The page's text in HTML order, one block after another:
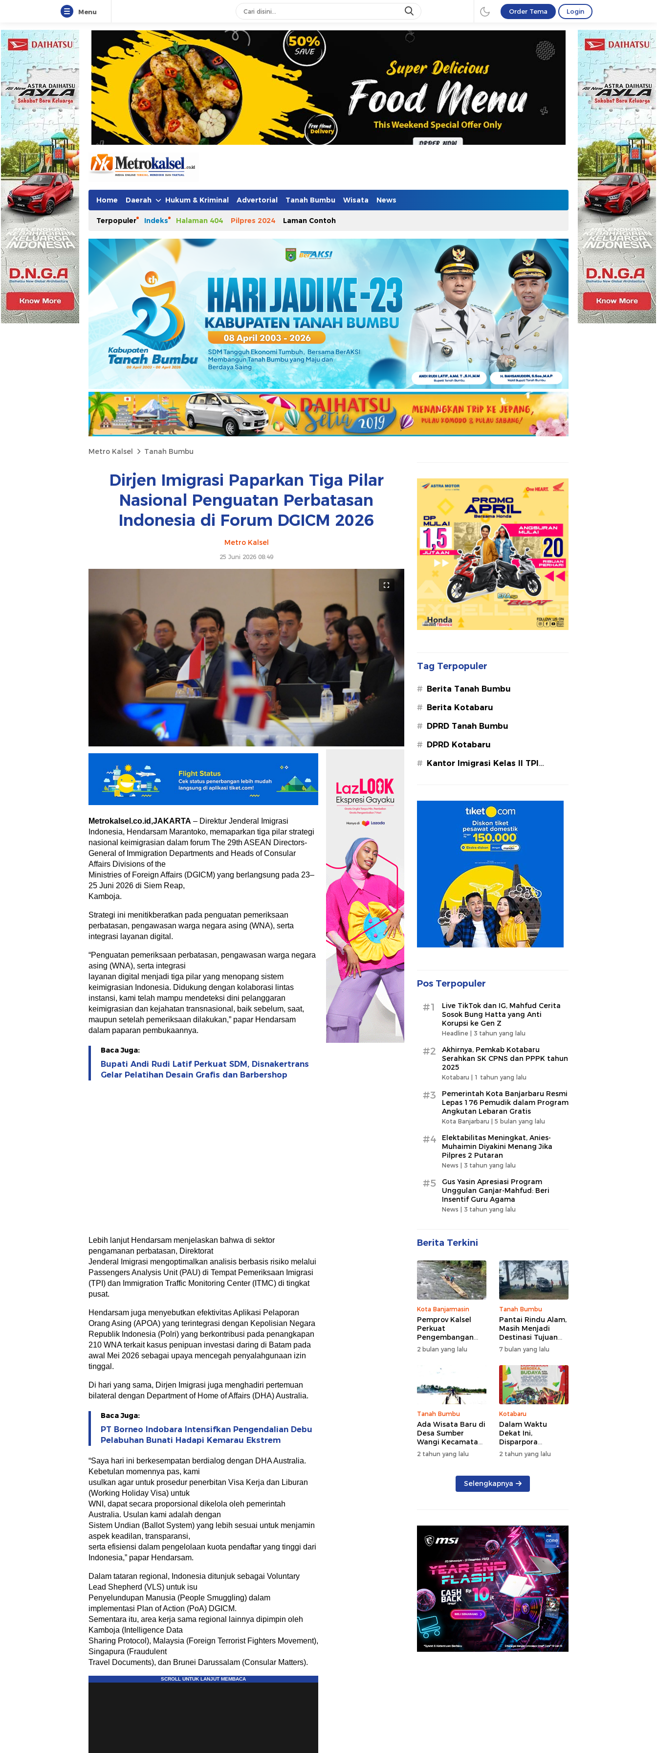
Menu Order Tema Login
Home Daerah Hukum & Kriminal Advertorial Tanah Bumbu Wisata News
Terpopuler Indeks Halaman 404 Pilpres 2024 Laman Contoh
Metro Kalsel Tanah Bumbu
Dirjen Imigrasi Paparkan Tiga Pilar
Nasional Penguatan Perbatasan
Indonesia di Forum DGICM 2026
Metro Kalsel
25 Juni 2026 08:49
Metrokalsel.co.id,JAKARTA – Direktur Jenderal Imigrasi
Indonesia, Hendarsam Marantoko, memaparkan tiga pilar strategi
nasional keimigrasian dalam forum The 29th ASEAN Directors-
General of Immigration Departments and Heads of Consular
Affairs Divisions of the
Ministries of Foreign Affairs (DGICM) yang berlangsung pada 23–
25 Juni 2026 di Siem Reap,
Kamboja.
Strategi ini menitikberatkan pada penguatan pemeriksaan
perbatasan, pengawasan warga negara asing (WNA), serta
integrasi layanan digital.
“Penguatan pemeriksaan perbatasan, pengawasan warga negara
asing (WNA), serta integrasi
layanan digital menjadi tiga pilar yang menopang sistem
keimigrasian Indonesia. Didukung dengan kolaborasi lintas
instansi, kami telah mampu mendeteksi dini pelanggaran
keimigrasian dan kejahatan transnasional, baik sebelum, saat,
maupun setelah pemeriksaan dilakukan,” papar Hendarsam
dalam paparan pembukaannya.
Baca Juga:
Bupati Andi Rudi Latif Perkuat SDM, Disnakertrans
Gelar Pelatihan Desain Grafis dan Barbershop
Lebih lanjut Hendarsam menjelaskan bahwa di sektor
pengamanan perbatasan, Direktorat
Jenderal Imigrasi mengoptimalkan analisis berbasis risiko melalui
Passengers Analysis Unit (PAU) di Tempat Pemeriksaan Imigrasi
(TPI) dan Immigration Traffic Monitoring Center (ITMC) di tingkat
pusat.
Hendarsam juga menyebutkan efektivitas Aplikasi Pelaporan
Orang Asing (APOA) yang terintegrasi dengan Kepolisian Negara
Republik Indonesia (Polri) yang berkontribusi pada penangkapan
210 WNA terkait kasus penipuan investasi daring di Batam pada
awal Mei 2026 sebagai upaya mencegah penyalahgunaan izin
tinggal.
Di hari yang sama, Dirjen Imigrasi juga menghadiri pertemuan
bilateral dengan Department of Home of Affairs (DHA) Australia.
Baca Juga:
PT Borneo Indobara Intensifkan Pengendalian Debu
Pelabuhan Bunati Hadapi Kemarau Ekstrem
“Saya hari ini berkesempatan berdialog dengan DHA Australia.
Kebetulan momennya pas, kami
usulkan agar untuk prosedur penerbitan Visa Kerja dan Liburan
(Working Holiday Visa) untuk
WNI, dapat secara proporsional dikelola oleh pemerintah
Australia. Usulan kami adalah dengan
Sistem Undian (Ballot System) yang lebih sesuai untuk menjamin
aspek keadilan, transparansi,
serta efisiensi dalam pengelolaan kuota pendaftar yang tinggi dari
Indonesia,” papar Hendarsam.
Dalam tataran regional, Indonesia ditunjuk sebagai Voluntary
Lead Shepherd (VLS) untuk isu
Penyelundupan Manusia (People Smuggling) dalam
implementasi Plan of Action (PoA) DGICM.
Sementara itu, area kerja sama regional lainnya dipimpin oleh
Kamboja (Intelligence Data
Sharing Protocol), Malaysia (Foreign Terrorist Fighters Movement),
Singapura (Fraudulent
Travel Documents), dan Brunei Darussalam (Consular Matters).
Tag Terpopuler
# Berita Tanah Bumbu
# Berita Kotabaru
# DPRD Tanah Bumbu
# DPRD Kotabaru
# Kantor Imigrasi Kelas II TPI
Pos Terpopuler
#1
Live TikTok dan IG, Mahfud Cerita
Sosok Bung Hatta yang Anti
Korupsi ke Gen Z
Headline | 3 tahun yang lalu
#2
Akhirnya, Pemkab Kotabaru
Serahkan SK CPNS dan PPPK tahun
2025
Kotabaru | 1 tahun yang lalu
#3
Pemerintah Kota Banjarbaru Resmi
Lepas 176 Pemudik dalam Program
Angkutan Lebaran Gratis
Kota Banjarbaru | 5 bulan yang lalu
#4
Elektabilitas Meningkat, Anies-
Muhaimin Diyakini Menang Jika
Pilpres 2 Putaran
News | 3 tahun yang lalu
#5
Gus Yasin Apresiasi Program
Unggulan Ganjar-Mahfud: Beri
Insentif Guru Agama
News | 3 tahun yang lalu
Berita Terkini
Kota Banjarmasin
Pemprov Kalsel
Perkuat
Pengembangan
Wisata, Targetkan
Tingkat Kunjungan
2 bulan yang lalu
Tanah Bumbu
Pantai Rindu Alam,
Masih Menjadi
Destinasi Tujuan
Wisata di Tanah
Bumbu dengan
Rindangnya Pohon
Pinus
7 bulan yang lalu
Tanah Bumbu
Ada Wisata Baru di
Desa Sumber
Wangi Kecamatan
Karang Bintang
2 tahun yang lalu
Kotabaru
Dalam Waktu
Dekat Ini,
Disparpora
Kotabaru Bakal
Menggelar Festival
2024
2 tahun yang lalu
Selengkapnya